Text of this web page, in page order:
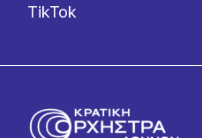
TikTok